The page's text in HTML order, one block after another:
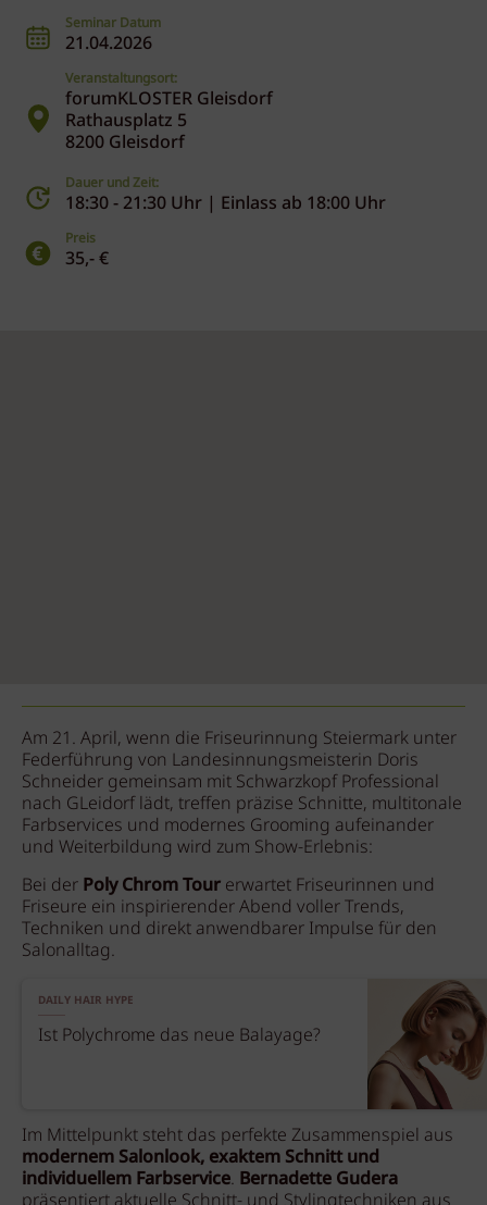
Seminar Datum
21.04.2026
Veranstaltungsort:
forumKLOSTER Gleisdorf
Rathausplatz 5
8200 Gleisdorf
Dauer und Zeit:
18:30 - 21:30 Uhr | Einlass ab 18:00 Uhr
Preis
35,- €
Am 21. April, wenn die Friseurinnung Steiermark unter
Federführung von Landesinnungsmeisterin Doris
Schneider gemeinsam mit Schwarzkopf Professional
nach GLeidorf lädt, treffen präzise Schnitte, multitonale
Farbservices und modernes Grooming aufeinander
und Weiterbildung wird zum Show-Erlebnis:
Bei der Poly Chrom Tour erwartet Friseurinnen und
Friseure ein inspirierender Abend voller Trends,
Techniken und direkt anwendbarer Impulse für den
Salonalltag.
DAILY HAIR HYPE
Ist Polychrome das neue Balayage?
Im Mittelpunkt steht das perfekte Zusammenspiel aus
modernem Salonlook, exaktem Schnitt und
individuellem Farbservice. Bernadette Gudera